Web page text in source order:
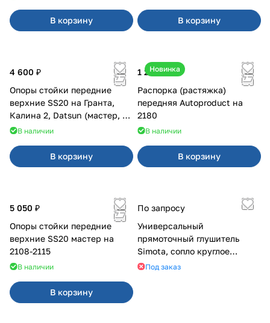
В корзину В корзину
4 600 ₽
Опоры стойки передние
верхние SS20 на Гранта,
Калина 2, Datsun (мастер, с
ЭлУР, с подшипником) 2шт
В наличии
В корзину
Новинка
1 250 ₽
Распорка (растяжка)
передняя Autoproduct на
2180
В наличии
В корзину
5 050 ₽
Опоры стойки передние
верхние SS20 мастер на
2108-2115
В наличии
В корзину
По запросу
Универсальный
прямоточный глушитель
Simota, сопло круглое
широкое
Под заказ